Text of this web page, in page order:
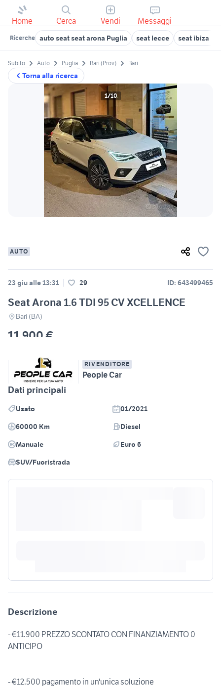
Home Cerca Vendi Messaggi
Ricerche auto seat seat arona Puglia seat lecce seat ibiza a
Torna alla ricerca
Subito Auto Puglia Bari (Prov) Bari
1/10
AUTO
23 giu alle 13:31 29 ID: 643499465
Seat Arona 1.6 TDI 95 CV XCELLENCE
Bari (BA)
11.900 €
RIVENDITORE
People Car
Dati principali
Usato
01/2021
60000 Km
Diesel
Manuale
Euro 6
SUV/Fuoristrada
Descrizione
- €11.900 PREZZO SCONTATO CON FINANZIAMENTO 0
ANTICIPO
- €12.500 pagamento in un'unica soluzione